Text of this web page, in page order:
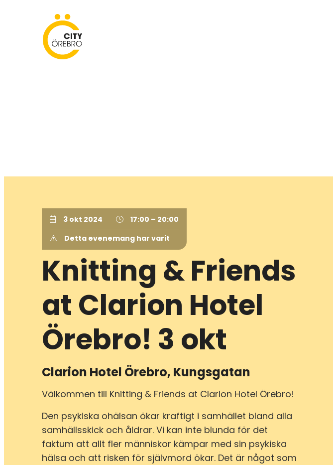
City Örebro
3 okt 2024
17:00 – 20:00
Detta evenemang har varit
Knitting & Friends
at Clarion Hotel
Örebro! 3 okt
Clarion Hotel Örebro, Kungsgatan
Välkommen till Knitting & Friends at Clarion Hotel Örebro!
Den psykiska ohälsan ökar kraftigt i samhället bland alla
samhällsskick och åldrar. Vi kan inte blunda för det
faktum att allt fler människor kämpar med sin psykiska
hälsa och att risken för självmord ökar. Det är något som